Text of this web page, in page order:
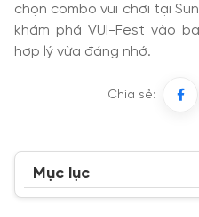
chọn combo vui chơi tại
khám phá VUI-Fest vào
hợp lý vừa đáng nhớ.
Chia sẻ:
Mục lục